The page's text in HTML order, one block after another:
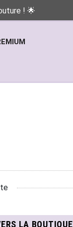
! 🌟
LA BOUTIQUE